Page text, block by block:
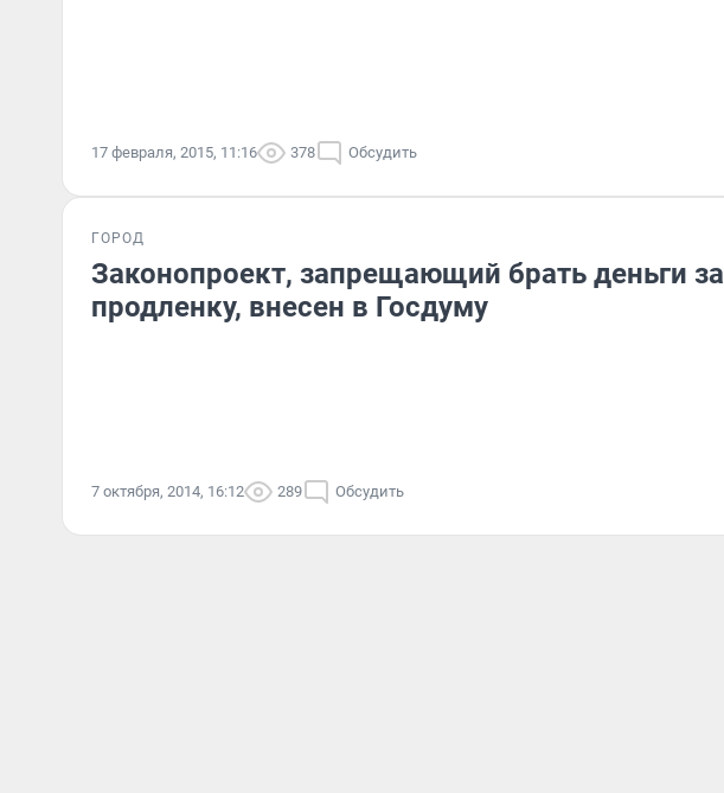
17 февраля, 2015, 11:16 378 Обсудить
ГОРОД
Законопроект, запрещающий брать деньги за
продленку, внесен в Госдуму
7 октября, 2014, 16:12 289 Обсудить